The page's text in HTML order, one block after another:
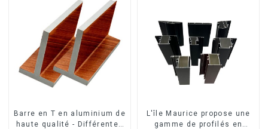
Barre en T en aluminium de
haute qualité - Différentes
L'île Maurice propose une
gamme de profilés en